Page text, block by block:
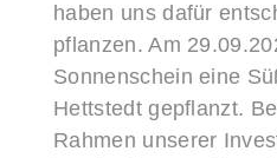
haben uns dafür
pflanzen. Am
Sonnenschein eine
Hettstedt gepflanzt.
Rahmen unserer